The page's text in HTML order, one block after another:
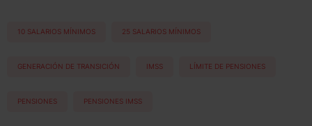
10 SALARIOS MÍNIMOS 25 SALARIOS MÍNIMOS
GENERACIÓN DE TRANSICIÓN IMSS LÍMITE DE PENSIONES
PENSIONES PENSIONES IMSS